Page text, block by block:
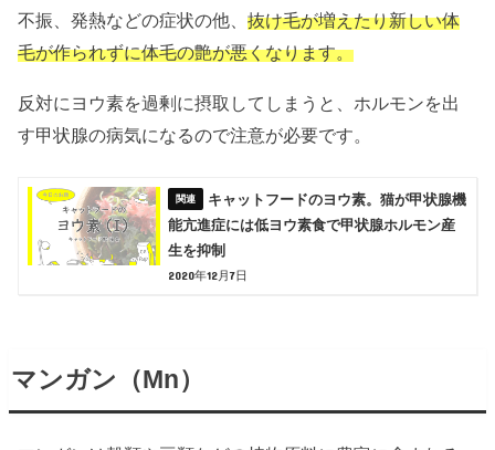
不振、発熱などの症状の他、抜け毛が増えたり新しい体
毛が作られずに体毛の艶が悪くなります。
反対にヨウ素を過剰に摂取してしまうと、ホルモンを出
す甲状腺の病気になるので注意が必要です。
キャットフードのヨウ素。猫が甲状腺機
能亢進症には低ヨウ素食で甲状腺ホルモン産
生を抑制
2020年12月7日
マンガン（Mn）